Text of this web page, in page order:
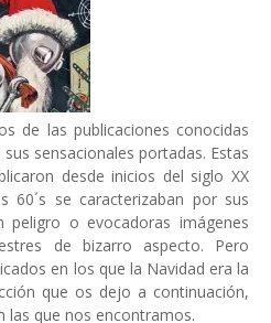
de las publicaciones conocidas
sensacionales portadas. Estas
desde inicios del siglo XX
60´s se caracterizaban por sus
peligro o evocadoras imágenes
de bizarro aspecto. Pero
en los que la Navidad era la
que os dejo a continuación,
las que nos encontramos.